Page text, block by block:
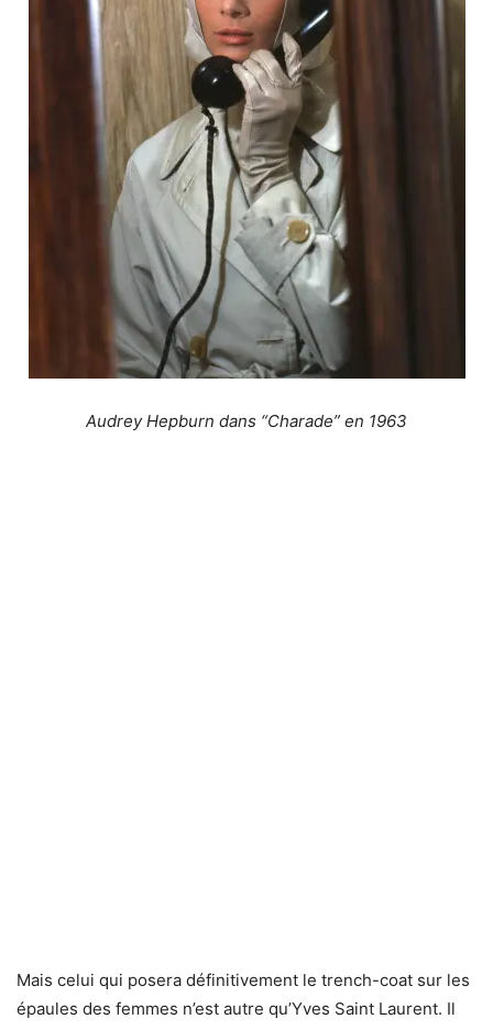
Audrey Hepburn dans “Charade” en 1963
Mais celui qui posera définitivement le trench-coat sur les
épaules des femmes n’est autre qu’Yves Saint Laurent. Il